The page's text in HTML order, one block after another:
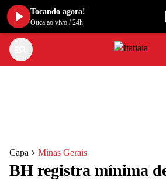
Capa Minas Gerais
BH registra mínima
Tocando agora!
Ouça ao vivo /24h